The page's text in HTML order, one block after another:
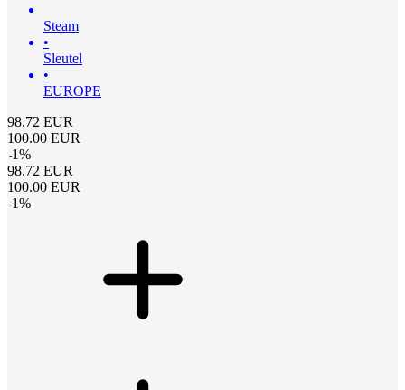
Steam
•
Sleutel
•
EUROPE
98.72 EUR
100.00 EUR
-1%
98.72 EUR
100.00 EUR
-1%